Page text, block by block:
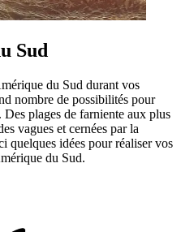
Sud
du Sud durant vos
nombre de possibilités pour
plages de farniente aux plus
vagues et cernées par la
quelques idées pour réaliser vos
du Sud.